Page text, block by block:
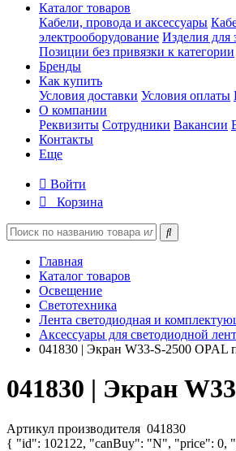
Каталог товаров
Кабели, провода и аксессуары
электрооборудование Изделия для
Позиции без привязки к категории
Бренды
Как купить
Условия доставки Условия оплаты
О компании
Реквизиты Сотрудники Вакансии
Контакты
Еще
Войти
Корзина
Главная
Каталог товаров
Освещение
Светотехника
Лента светодиодная и
Аксессуары для светодиодной
041830 | Экран W33-S-2500 OPAL
041830 | Экран
Артикул производителя 041830
{ "id": 102122, "canBuy": "N", "price": 0,